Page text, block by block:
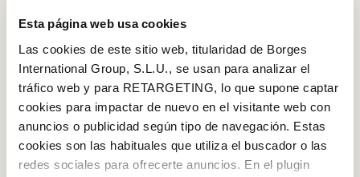
Esta página web usa cookies
Las cookies de este sitio web, titularidad de Borges
International Group, S.L.U., se usan para analizar el
tráfico web y para RETARGETING, lo que supone captar
cookies para impactar de nuevo en el visitante web con
anuncios o publicidad según tipo de navegación. Estas
cookies son las habituales que utiliza el buscador o las
redes sociales para ofrecerte anuncios. En el plugin
PAS A PAS
Pas 1
Rentem les verdures i les tallem en trossos petits. Les
escampem en una safata de forn, que abans haurem